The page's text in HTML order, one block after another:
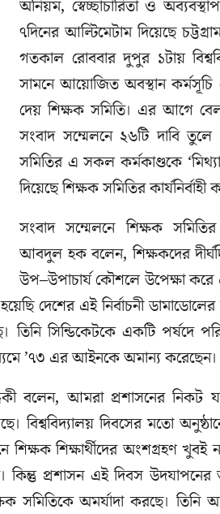
অনিয়ম, স্বেচ্ছাচারিতা ও
৭দিনের আল্টিমেটাম দিয়েছে
গতকাল রোববার দুপুর ১টায়
সামনে আয়োজিত অবস্থান কর্মসূচি
দেয় শিক্ষক সমিতি। এর আগে
সংবাদ সম্মেলনে ২৬টি দাবি
সমিতির এ সকল কর্মকাণ্ডকে
দিয়েছে শিক্ষক সমিতির
সংবাদ সম্মেলনে শিক্ষক
আবদুল হক বলেন, শিক্ষকদের
উপ–উপাচার্য কৌশলে উপেক্ষা করে
দেশের এই নির্বাচনী
সিন্ডিকেটকে একটি পর্ষদে
’৭৩ এর আইনকে অমান্য করেছেন।
বলেন, আমরা প্রশাসনের নিকট
বিশ্ববিদ্যালয় দিবসের মতো
শিক্ষার্থীদের অংশগ্রহণ খুবই
কিন্তু প্রশাসন এই দিবস
সমিতিকে অমর্যাদা করছে। তিনি